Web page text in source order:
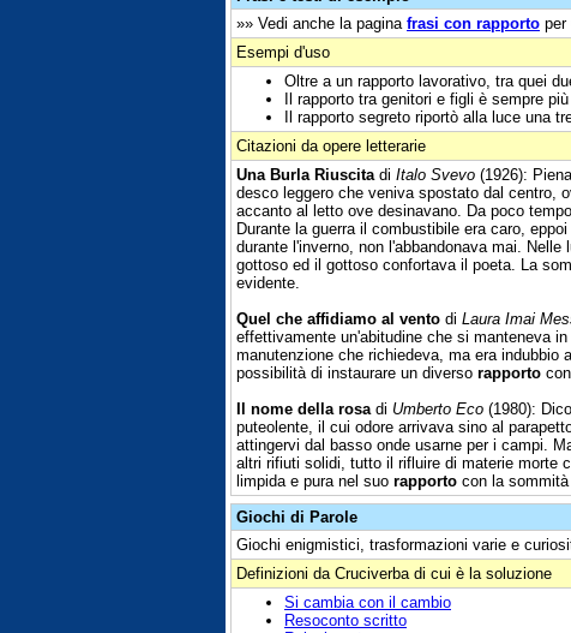
»» Vedi anche la pagina frasi con rapporto per
Esempi d'uso
Oltre a un rapporto lavorativo, tra quei
Il rapporto tra genitori e figli è sempre
Il rapporto segreto riportò alla luce una
Citazioni da opere letterarie
Una Burla Riuscita di Italo Svevo (1926):
desco leggero che veniva spostato dal centro,
accanto al letto ove desinavano. Da poco
Durante la guerra il combustibile era caro,
durante l'inverno, non l'abbandonava mai.
gottoso ed il gottoso confortava il poeta. La
evidente.
Quel che affidiamo al vento di Laura Imai
effettivamente un'abitudine che si manteneva
manutenzione che richiedeva, ma era
possibilità di instaurare un diverso rapporto
Il nome della rosa di Umberto Eco (1980):
puteolente, il cui odore arrivava sino al
attingervi dal basso onde usarne per i campi.
altri rifiuti solidi, tutto il rifluire di materie morte
limpida e pura nel suo rapporto con la
Giochi di Parole
Giochi enigmistici, trasformazioni varie e
Definizioni da Cruciverba di cui è la soluzione
Si cambia con il cambio
Resoconto scritto